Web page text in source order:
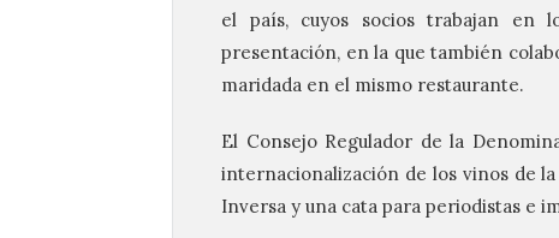
el país, cuyos socios trabajan en
presentación, en la que también
maridada en el mismo restaurante.
El Consejo Regulador de la
internacionalización de los vinos de
Inversa y una cata para periodistas e